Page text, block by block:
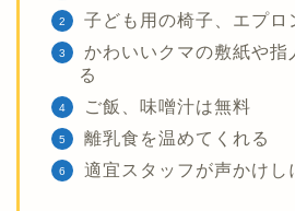
子ども用の椅子、エプロ
かわいいクマの敷紙や指
る
ご飯、味噌汁は無料
離乳食を温めてくれる
適宜スタッフが声かけし